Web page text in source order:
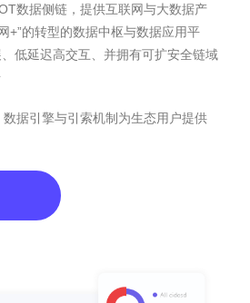
数据侧链，提供互联网与大数据产
+”的转型的数据中枢与数据应用平
低延迟高交互、并拥有可扩安全链域
据引擎与引索机制为生态用户提供